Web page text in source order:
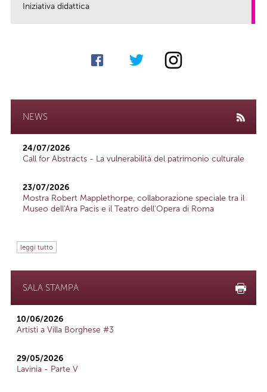
Iniziativa didattica
NEWS
24/07/2026
Call for Abstracts - La vulnerabilità del patrimonio culturale
23/07/2026
Mostra Robert Mapplethorpe, collaborazione speciale tra il
Museo dell'Ara Pacis e il Teatro dell'Opera di Roma
leggi tutto
SALA STAMPA
10/06/2026
Artisti a Villa Borghese #3
29/05/2026
Lavinia - Parte V